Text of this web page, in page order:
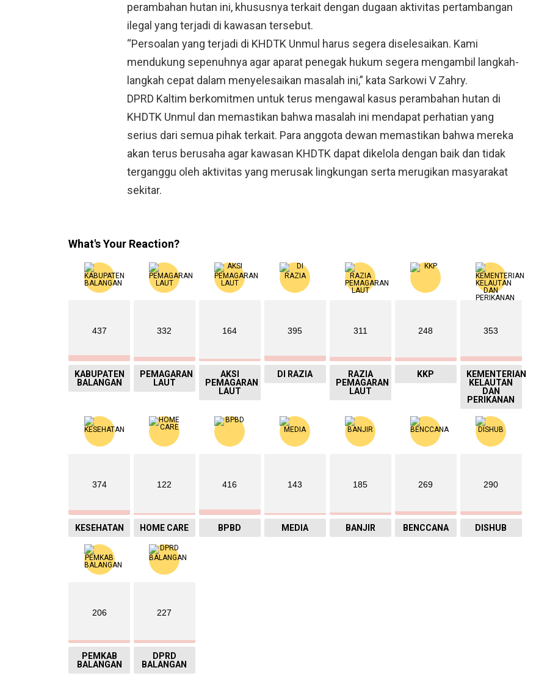
perambahan hutan ini, khususnya terkait dengan dugaan aktivitas pertambangan
ilegal yang terjadi di kawasan tersebut.
“Persoalan yang terjadi di KHDTK Unmul harus segera diselesaikan. Kami
mendukung sepenuhnya agar aparat penegak hukum segera mengambil langkah-
langkah cepat dalam menyelesaikan masalah ini,” kata Sarkowi V Zahry.
DPRD Kaltim berkomitmen untuk terus mengawal kasus perambahan hutan di
KHDTK Unmul dan memastikan bahwa masalah ini mendapat perhatian yang
serius dari semua pihak terkait. Para anggota dewan memastikan bahwa mereka
akan terus berusaha agar kawasan KHDTK dapat dikelola dengan baik dan tidak
terganggu oleh aktivitas yang merusak lingkungan serta merugikan masyarakat
sekitar.
What's Your Reaction?
437
KABUPATEN
BALANGAN
332
PEMAGARAN
LAUT
164
AKSI
PEMAGARAN
LAUT
395
DI RAZIA
311
RAZIA
PEMAGARAN
LAUT
248
KKP
353
KEMENTERIAN
KELAUTAN
DAN
PERIKANAN
374
KESEHATAN
122
HOME CARE
416
BPBD
143
MEDIA
185
BANJIR
269
BENCCANA
290
DISHUB
206
PEMKAB
BALANGAN
227
DPRD
BALANGAN